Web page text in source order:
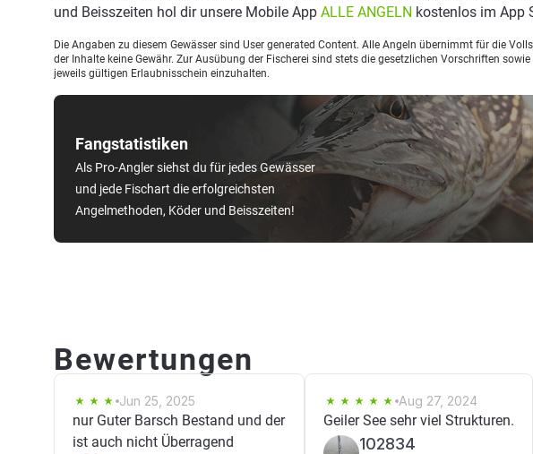
Fangstatistiken
Als Pro-Angler siehst du für jedes Gewässer
und jede Fischart die erfolgreichsten
Angelmethoden, Köder und Beisszeiten!
und Beisszeiten hol dir unsere Mobile App ALLE ANGELN kostenlos im App
Die Angaben zu diesem Gewässer sind User generated Content. Alle Angeln übernimmt für die
der Inhalte keine Gewähr. Zur Ausübung der Fischerei sind stets die gesetzlichen Vorschriften
jeweils gültigen Erlaubnisschein einzuhalten.
Bewertungen
Jun 25, 2025
nur Guter Barsch Bestand und der
ist auch nicht Überragend
Aug 27, 2024
Geiler See sehr viel Strukturen.
102834